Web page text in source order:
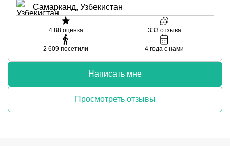
Самарканд, Узбекистан
4.88оценка 333 отзыва
2 609 посетили 4 года с нами
Написать мне
Просмотреть отзывы